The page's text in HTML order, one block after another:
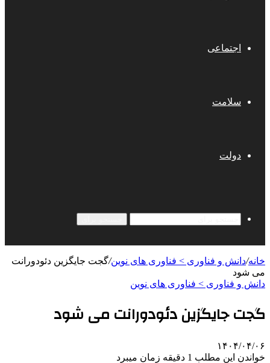
اجتماعی
سلامت
دولت
خانه/دانش و فناوری > فناوری های نوین/گجت جایگزین دئودورانت
می شود
دانش و فناوری > فناوری های نوین
گجت جایگزین دئودورانت می شود
۱۴۰۴/۰۴/۰۶
خواندن این مطلب 1 دقیقه زمان میبرد